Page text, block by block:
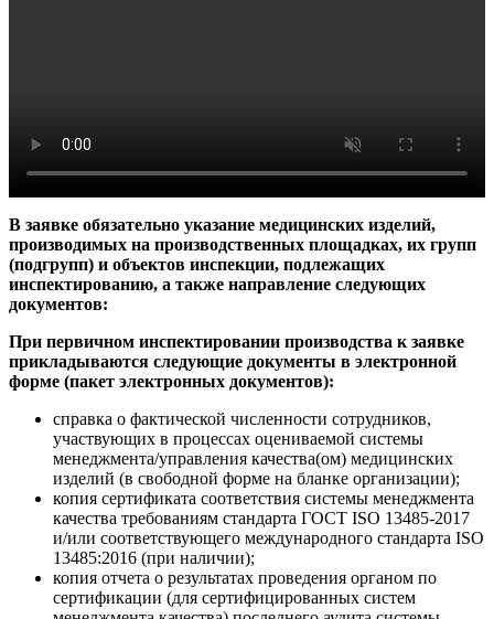
В заявке обязательно указание медицинских изделий,
производимых на производственных площадках, их групп
(подгрупп) и объектов инспекции, подлежащих
инспектированию, а также направление следующих
документов:
При первичном инспектировании производства к заявке
прикладываются следующие документы в электронной
форме (пакет электронных документов):
справка о фактической численности сотрудников,
участвующих в процессах оцениваемой системы
менеджмента/управления качества(ом) медицинских
изделий (в свободной форме на бланке организации);
копия сертификата соответствия системы менеджмента
качества требованиям стандарта ГОСТ ISO 13485-2017
и/или соответствующего международного стандарта ISO
13485:2016 (при наличии);
копия отчета о результатах проведения органом по
сертификации (для сертифицированных систем